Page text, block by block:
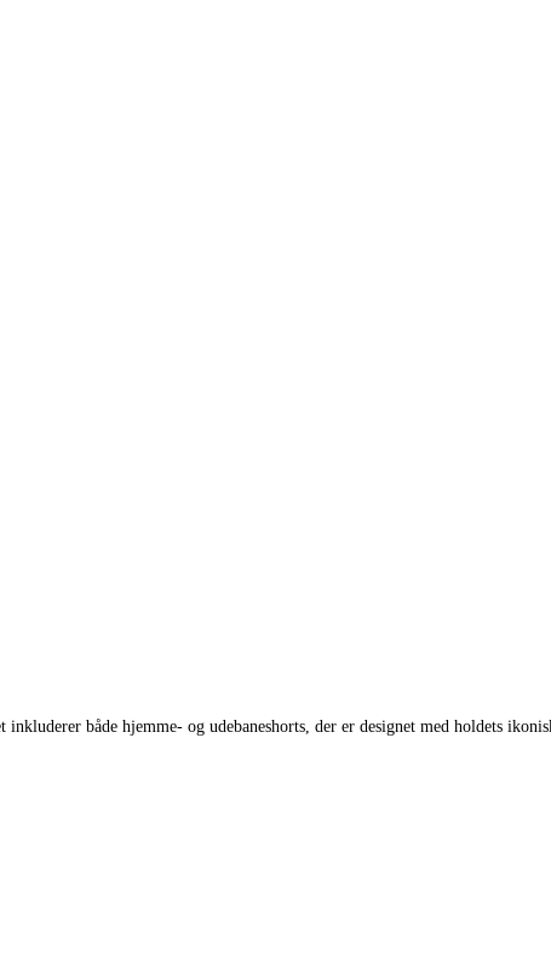
både hjemme- og udebaneshorts, der er designet med holdets